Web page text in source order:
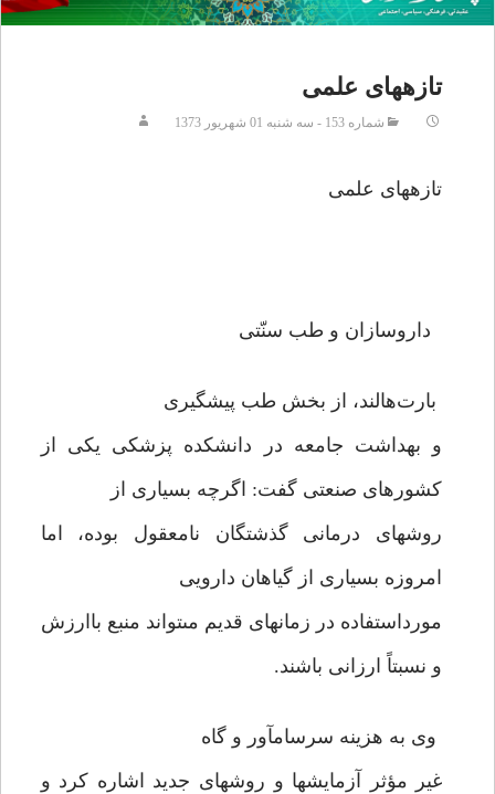
تازه‏هاى علمى
شماره 153 - سه شنبه 01 شهريور 1373
تازه‏هاى علمى
داروسازان و طب سنّتى
بارت‌هالند، از بخش طب پيشگيرى
و بهداشت جامعه در دانشكده پزشكى يكى از
كشورهاى صنعتى گفت: اگرچه بسيارى از
روشهاى درمانى گذشتگان نامعقول بوده، اما
امروزه بسيارى از گياهان دارويى
مورداستفاده در زمانهاى قديم مى‏تواند منبع باارزش
و نسبتاً ارزانى باشند.
وى به هزينه سرسام‏آور و گاه
غير مؤثر آزمايشها و روشهاى جديد اشاره كرد و